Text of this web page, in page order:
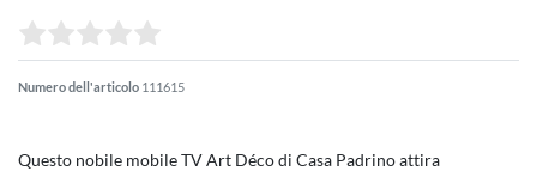
Numero dell'articolo 111615
Questo nobile mobile TV Art Déco di Casa Padrino attira